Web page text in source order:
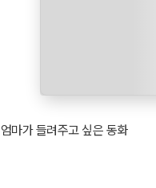
엄마가 들려주고 싶은 동화